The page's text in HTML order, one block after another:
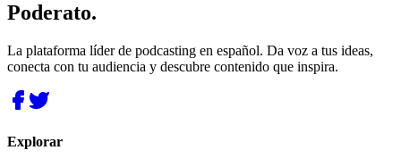
Poderato.
La plataforma líder de podcasting en español. Da voz a tus ideas,
conecta con tu audiencia y descubre contenido que inspira.
Explorar